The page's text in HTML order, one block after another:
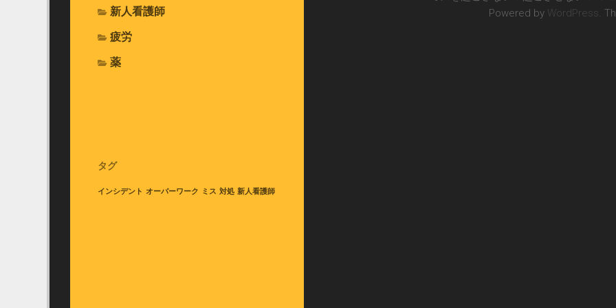
新人看護師
疲労
薬
タグ
インシデント オーバーワーク ミス 対処 新人看護師
Powered by WordPress.